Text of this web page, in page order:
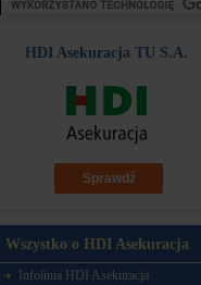
HDI Asekuracja TU S.A.
Sprawdź
Wszystko o HDI Asekuracja
Infolinia HDI Asekuracja